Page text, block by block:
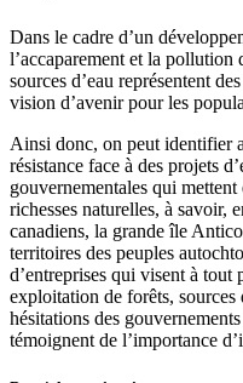
Dans le cadre d’un
l’accaparement et la pollution
sources d’eau représentent
vision d’avenir pour les
Ainsi donc, on peut identifier
résistance face à des projets
gouvernementales qui
richesses naturelles, à savoir,
canadiens, la grande île
territoires des peuples
d’entreprises qui visent à tout
exploitation de forêts, sources
hésitations des
témoignent de l’importance